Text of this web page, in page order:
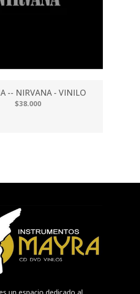
-- NIRVANA - VINILO
$38.000